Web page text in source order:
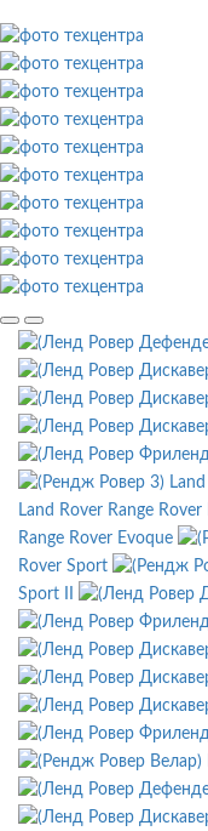
Land Rover Range Rover
Range Rover Evoque
Rover Sport
Sport II